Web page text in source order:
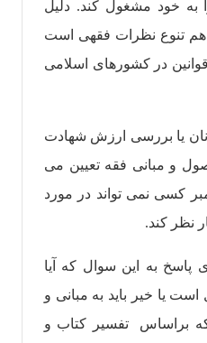
به خود مشغول کند. دلیل
هم تنوع نظرات فقهی است
در کشورهای اسلامی
یا بررسی ارزش شهادت
و مبانی فقه تعیین می
کسی نمی تواند در مورد
نظر کند.
پاسخ به این سوال که آیا
یا خیر باید به مبانی و
براساس تفسیر کتاب و